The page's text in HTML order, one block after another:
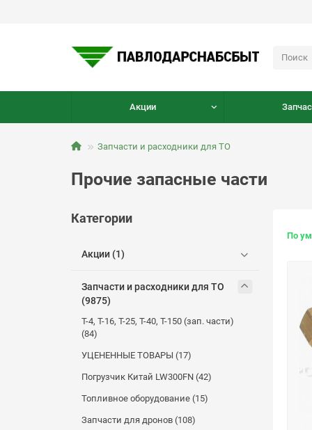
Акции
Запчасти и расходники для ТО
Прочие запасные части
Категории
Акции (1)
Запчасти и расходники для ТО
(9875)
Т-4, Т-16, Т-25, Т-40, Т-150 (зап. части)
(84)
УЦЕНЕННЫЕ ТОВАРЫ (17)
Погрузчик Китай LW300FN (42)
Топливное оборудование (15)
Запчасти для дронов (108)
По